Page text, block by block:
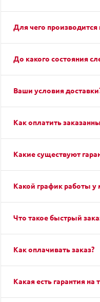
Для чего производится
До какого состояния
Ваши условия
Как оплатить
Какие существуют
Какой график работы у
Что такое быстрый
Как оплачивать заказ?
Какая есть гарантия на